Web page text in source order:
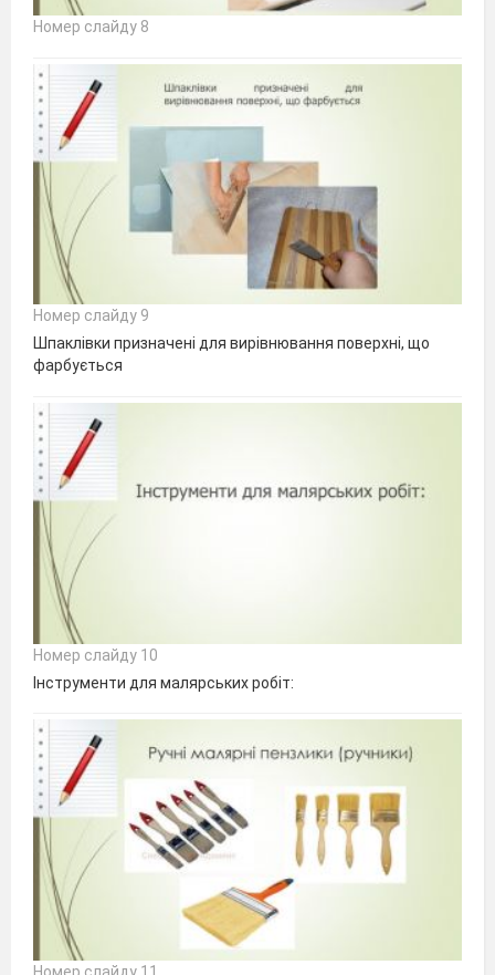
Номер слайду 8
Номер слайду 9
Шпаклівки призначені для вирівнювання поверхні, що
фарбується
Номер слайду 10
Інструменти для малярських робіт: